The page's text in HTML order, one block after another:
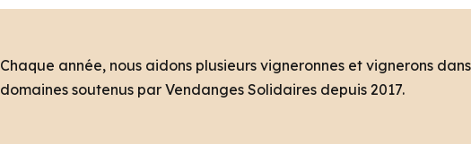
Chaque année, nous aidons plusieurs vigneronnes et vignerons
domaines soutenus par Vendanges Solidaires depuis 2017.